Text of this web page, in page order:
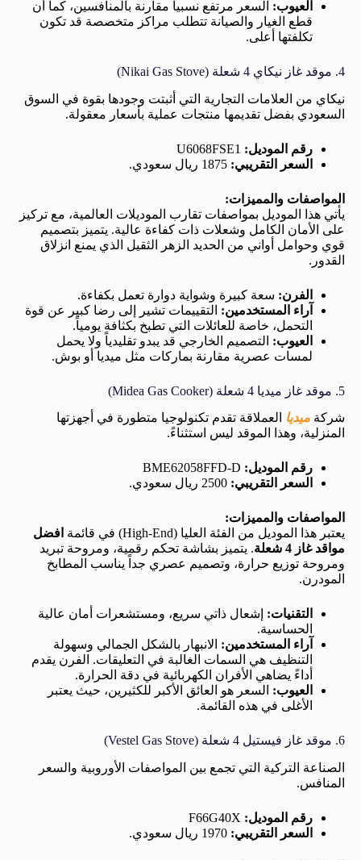
العيوب: السعر مرتفع نسبياً مقارنة بالمنافسين، كما أن
قطع الغيار والصيانة تتطلب مراكز متخصصة قد تكون
تكلفتها أعلى.
4. موقد غاز نيكاي 4 شعلة (Nikai Gas Stove)
نيكاي من العلامات التجارية التي أثبتت وجودها بقوة في السوق
السعودي بفضل تقديمها منتجات عملية بأسعار معقولة.
رقم الموديل:
السعر التقريبي:
المواصفات والمميزات:
يأتي هذا الموديل بمواصفات تقارب الموديلات العالمية، مع تركيز
على الأمان الكامل وشعلات ذات كفاءة عالية. يتميز بتصميم
قوي وحوامل أواني من الحديد الزهر الثقيل الذي يمنع انزلاق
القدور.
الفرن: سعة كبيرة وشواية دوارة تعمل بكفاءة.
آراء المستخدمين: التقييمات تشير إلى رضا كبير عن قوة
التحمل، خاصة للعائلات التي تطبخ بكثافة يومياً.
العيوب: التصميم الخارجي قد يبدو تقليدياً ولا يحمل
لمسات عصرية مقارنة بماركات مثل ميديا أو بوش.
5. موقد غاز ميديا 4 شعلة (Midea Gas Cooker)
شركة ميديا
العملاقة تقدم تكنولوجيا متطورة في أجهزتها
المنزلية، وهذا الموقد ليس استثناءً.
رقم الموديل:
السعر التقريبي:
المواصفات والمميزات:
يعتبر هذا الموديل من الفئة العليا (High-End) في قائمة
افضل
مواقد غاز 4 شعلة
. يتميز بشاشة تحكم رقمية، ومروحة تبريد
ومروحة توزيع حرارة، وتصميم عصري جداً يناسب المطابخ
المودرن.
التقنيات: إشعال ذاتي سريع، ومستشعرات أمان عالية
الحساسية.
آراء المستخدمين: الانبهار بالشكل الجمالي وسهولة
التنظيف هي السمات الغالبة في التعليقات. الفرن يقدم
أداءً يضاهي الأفران الكهربائية في دقة الحرارة.
العيوب: السعر هو العائق الأكبر للكثيرين، حيث يعتبر
الأغلى في هذه القائمة.
6. موقد غاز فيستيل 4 شعلة (Vestel Gas Stove)
الصناعة التركية التي تجمع بين المواصفات الأوروبية والسعر
المنافس.
رقم الموديل:
السعر التقريبي: